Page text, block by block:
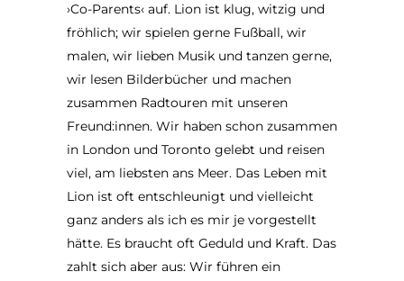
›Co-Parents‹ auf. Lion ist klug, witzig und
fröhlich; wir spielen gerne Fußball, wir
malen, wir lieben Musik und tanzen gerne,
wir lesen Bilderbücher und machen
zusammen Radtouren mit unseren
Freund:innen. Wir haben schon zusammen
in London und Toronto gelebt und reisen
viel, am liebsten ans Meer. Das Leben mit
Lion ist oft entschleunigt und vielleicht
ganz anders als ich es mir je vorgestellt
hätte. Es braucht oft Geduld und Kraft. Das
zahlt sich aber aus: Wir führen ein